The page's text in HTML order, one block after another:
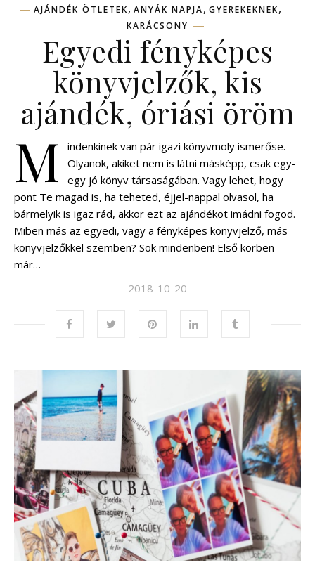
AJÁNDÉK ÖTLETEK, ANYÁK NAPJA, GYEREKEKNEK,
KARÁCSONY
Egyedi fényképes
könyvjelzők, kis
ajándék, óriási öröm
M
indenkinek van pár igazi könyvmoly ismerőse.
Olyanok, akiket nem is látni másképp, csak egy-
egy jó könyv társaságában. Vagy lehet, hogy
pont Te magad is, ha teheted, éjjel-nappal olvasol, ha
bármelyik is igaz rád, akkor ezt az ajándékot imádni fogod.
Miben más az egyedi, vagy a fényképes könyvjelző, más
könyvjelzőkkel szemben? Sok mindenben! Első körben
már…
2018-10-20